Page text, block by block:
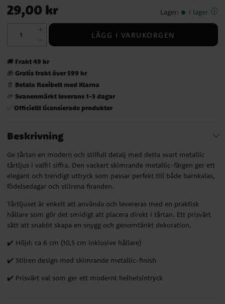
Pris: 29,00 kr
29,00 kr Lager: I lager
LÄGG I VARUKORGEN
🚚 Frakt 49 kr
🎁 Gratis frakt över 599 kr
📄 Betala flexibelt med Klarna
🌱 Svanenmärkt leverans 1-3 dagar
✅ Officiellt licensierade produkter
Beskrivning
Ge tårtan en modern och stilfull detalj med detta svart metallic
tårtljus i valfri siffra. Den vackert skimrande metallic-färgen ger ett
elegant och trendigt uttryck som passar perfekt till både barnkalas,
födelsedagar och stilrena firanden.
Tårtljuset är enkelt att använda och levereras med en praktisk
hållare som gör det smidigt att placera direkt i tårtan. Ett prisvärt
sätt att snabbt skapa en snygg och genomtänkt dekoration.
✔️ Höjd: ca 6 cm (10,5 cm inklusive hållare)
✔️ Stilren design med skimrande metallic-finish
✔️ Prisvärt val som ger ett modernt helhetsintryck